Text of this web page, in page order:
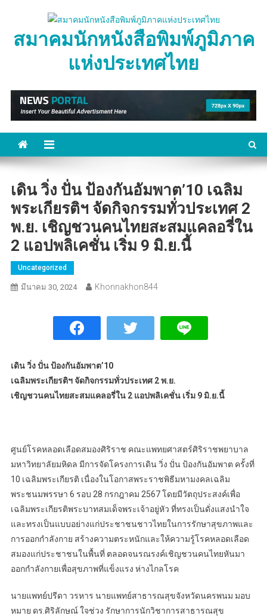
contentสมาคมนักหนังสือพิมพ์ภูมิภาค
แห่งประเทศไทย
เดิน วิ่ง ปั่น ป้องกันอัมพาต’10 เฉลิม
พระเกียรติฯ จัดกิจกรรมทั่วประเทศ 2
พ.ย. เชิญชวนคนไทยสะสมแคลอรี่ใน
2 แอปพลิเคชั่น เริ่ม 9 มิ.ย.นี้
Uncategorized
มีนาคม 30, 2024 Khonnakhon844
เดิน วิ่ง ปั่น ป้องกันอัมพาต’10
เฉลิมพระเกียรติฯ จัดกิจกรรมทั่วประเทศ 2 พ.ย.
เชิญชวนคนไทยสะสมแคลอรี่ใน 2 แอปพลิเคชั่น เริ่ม 9 มิ.ย.นี้
ศูนย์โรคหลอดเลือดสมองศิริราช คณะแพทยศาสตร์ศิริราชพยาบาล
มหาวิทยาลัยมหิดล มีการจัดโครงการเดิน วิ่ง ปั่น ป้องกันอัมพาต ครั้งที่
10 เฉลิมพระเกียรติ เนื่องในโอกาสพระราชพิธีมหามงคลเฉลิม
พระชนมพรรษา 6 รอบ 28 กรกฎาคม 2567 โดยมีวัตถุประสงค์เพื่อ
เฉลิมพระเกียรติพระบาทสมเด็จพระเจ้าอยู่หัว ที่ทรงเป็นดั่งแสงนำใจ
และทรงเป็นแบบอย่างแก่ประชาชนชาวไทยในการรักษาสุขภาพและ
การออกกำลังกาย สร้างความตระหนักและให้ความรู้โรคหลอดเลือด
สมองแก่ประชาชนในพื้นที่ ตลอดจนรณรงค์เชิญชวนคนไทยหันมา
ออกกำลังกายเพื่อสุขภาพที่แข็งแรง ห่างไกลโรค
นายแพทย์ปรีดา วรหาร นายแพทย์สาธารณสุขจังหวัดนครพนม มอบ
หมาย ดร.ศิริลักษณ์ ใจช่วง รักษาการนักวิชาการสาธารณสุข